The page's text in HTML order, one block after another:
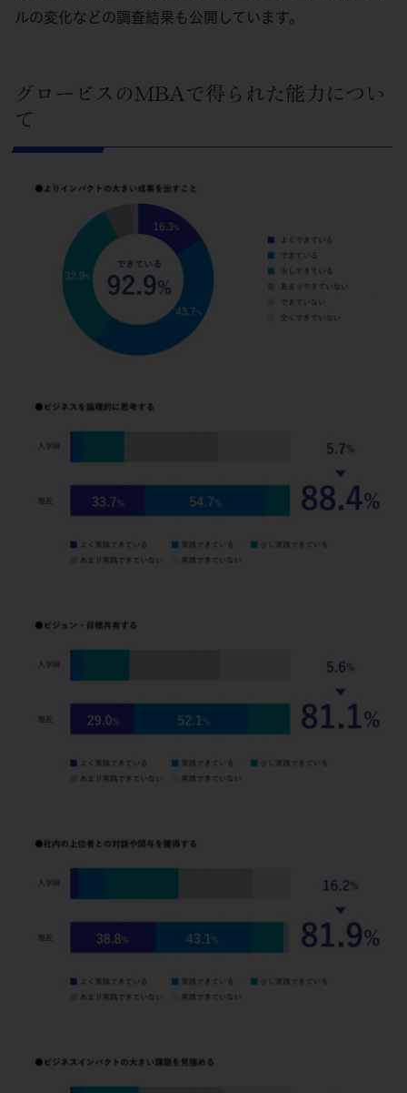
ルの変化などの調査結果も公開しています。
グロービスのMBAで得られた能力につい
て